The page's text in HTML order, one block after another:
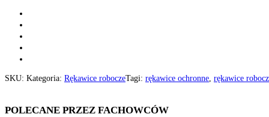
SKU: Kategoria: Rękawice roboczeTagi: rękawice ochronne rękawice
POLECANE PRZEZ FACHOWCÓW